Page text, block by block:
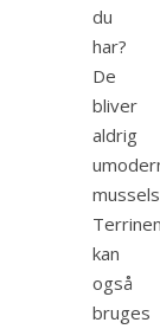
du
har?
De
bliver
aldrig
Terrinen
kan
også
bruges